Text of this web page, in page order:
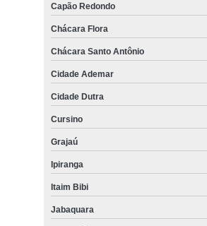
Capão Redondo
Chácara Flora
Chácara Santo Antônio
Cidade Ademar
Cidade Dutra
Cursino
Grajaú
Ipiranga
Itaim Bibi
Jabaquara